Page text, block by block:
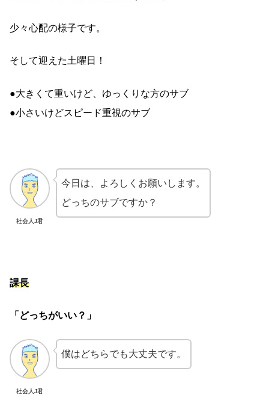
少々心配の様子です。
そして迎えた土曜日！
●大きくて重いけど、ゆっくりな方のサブ
●小さいけどスピード重視のサブ
社会人J君
今日は、よろしくお願いします。
どっちのサブですか？
課長
「どっちがいい？」
社会人J君
僕はどちらでも大丈夫です。